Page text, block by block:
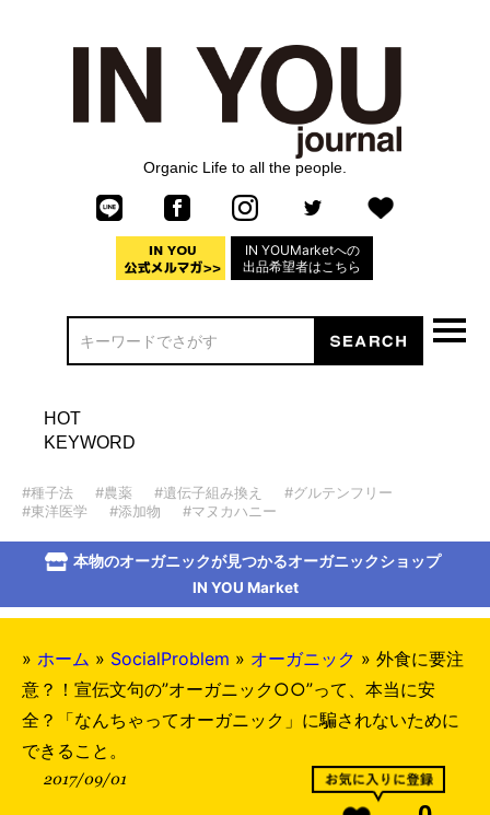
Organic Life to all the people.
IN YOUMarketへの
出品希望者はこちら
HOT
KEYWORD
#種子法 #農薬 #遺伝子組み換え
#グルテンフリー
#東洋医学
#添加物 #マヌカハニー
本物のオーガニックが見つかるオーガニックショップ
IN YOU Market
» ホーム » SocialProblem » オーガニック » 外食に要注
意？！宣伝文句の”オーガニック○○”って、本当に安
全？「なんちゃってオーガニック」に騙されないために
できること。
2017/09/01